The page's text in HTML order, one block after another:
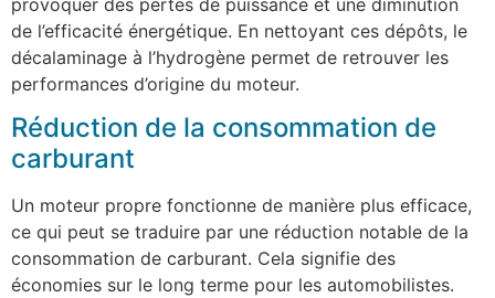
de l’efficacité énergétique. En nettoyant ces dépôts, le
décalaminage à l’hydrogène permet de retrouver les
performances d’origine du moteur.
Réduction de la consommation de
carburant
Un moteur propre fonctionne de manière plus efficace,
ce qui peut se traduire par une réduction notable de la
consommation de carburant. Cela signifie des
économies sur le long terme pour les automobilistes.